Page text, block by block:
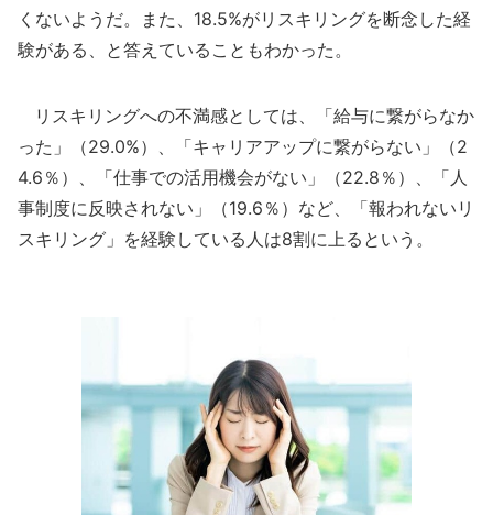
くないようだ。また、18.5%がリスキリングを断念した経
験がある、と答えていることもわかった。
リスキリングへの不満感としては、「給与に繋がらなか
った」（29.0%）、「キャリアアップに繋がらない」（2
4.6％）、「仕事での活用機会がない」（22.8％）、「人
事制度に反映されない」（19.6％）など、「報われないリ
スキリング」を経験している人は8割に上るという。